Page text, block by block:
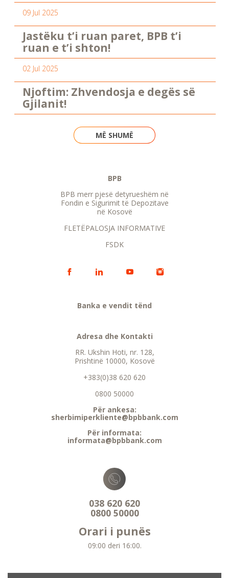
09 Jul 2025
Jastëku t’i ruan paret, BPB t’i
ruan e t’i shton!
02 Jul 2025
Njoftim: Zhvendosja e degës së
Gjilanit!
MË SHUMË
BPB
BPB merr pjesë detyrueshëm në
Fondin e Sigurimit të Depozitave
në Kosovë
FLETËPALOSJA INFORMATIVE
FSDK
Banka e vendit tënd
Adresa dhe Kontakti
RR. Ukshin Hoti, nr. 128,
Prishtinë 10000, Kosovë
+383(0)38 620 620
0800 50000
Për ankesa:
sherbimiperkliente@bpbbank.com
Për informata:
informata@bpbbank.com
038 620 620
0800 50000
Orari i punës
09:00 deri 16:00.